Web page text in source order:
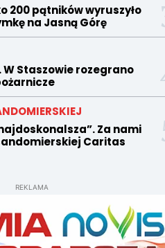
200 pątników wyruszyło
na Jasną Górę
W Staszowie rozegrano
Za nami
Caritas
REKLAMA